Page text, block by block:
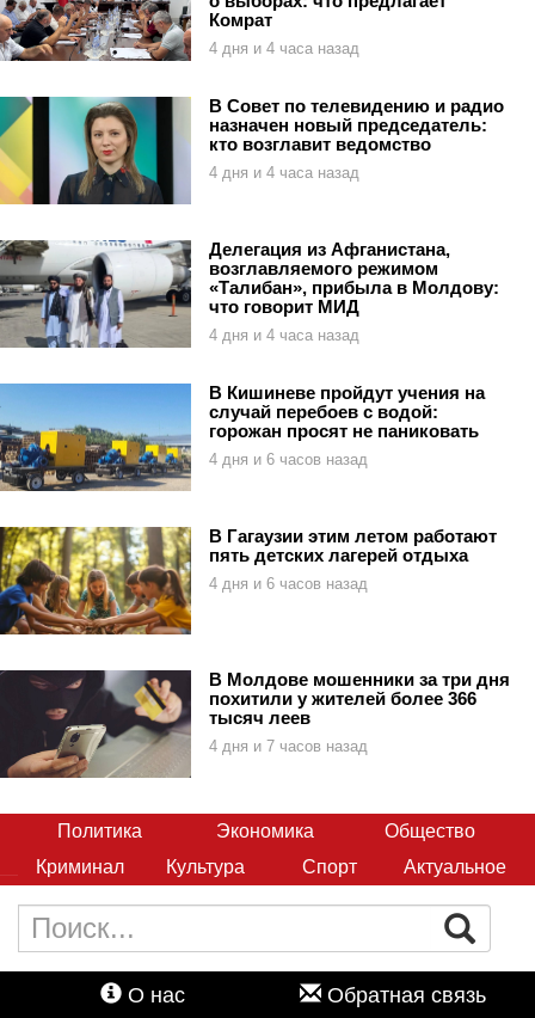
Комрат
4 дня и 4 часа назад
В Совет по телевидению и радио
назначен новый председатель:
кто возглавит ведомство
4 дня и 4 часа назад
Делегация из Афганистана,
возглавляемого режимом
«Талибан», прибыла в Молдову:
что говорит МИД
4 дня и 4 часа назад
В Кишиневе пройдут учения на
случай перебоев с водой:
горожан просят не паниковать
4 дня и 6 часов назад
В Гагаузии этим летом работают
пять детских лагерей отдыха
4 дня и 6 часов назад
В Молдове мошенники за три дня
похитили у жителей более 366
тысяч леев
4 дня и 7 часов назад
Политика Экономика
Общество
Криминал
Культура Спорт Актуальное
О нас Обратная связь